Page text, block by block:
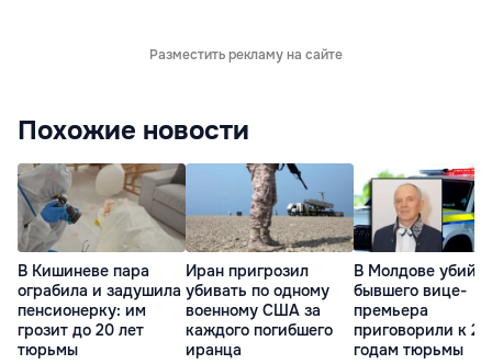
Разместить рекламу на сайте
Похожие новости
В Кишиневе пара
ограбила и задушила
пенсионерку: им
грозит до 20 лет
тюрьмы
Иран пригрозил
убивать по одному
военному США за
каждого погибшего
иранца
В Молдове
бывшего вице-
премьера
приговорили к 23
годам тюрьмы